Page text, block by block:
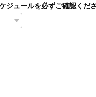
ジュールを必ずご確認くださ